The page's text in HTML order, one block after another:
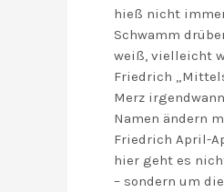
hieß nicht
Schwamm
weiß, vielleicht
Friedrich
Merz
Namen ändern
Friedrich April-
hier geht es
– sondern um